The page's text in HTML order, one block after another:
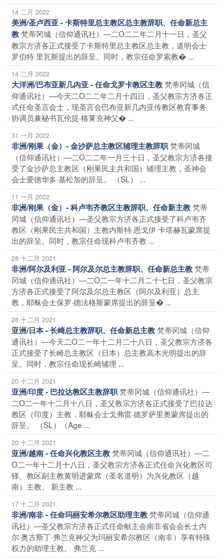
14 二月 2022
美洲/圣卢西亚 - 卡斯特里总主教区总主教辞职、任命新总主
教梵蒂冈城（信仰通讯社）—二O二二年二月十一日，圣父
教宗方济各正式接受了卡斯特里总主教区总主教，道明会士
罗伯特·里瓦斯提出的辞呈。同时，教宗任命罗索教� ...
14 二月 2022
大洋洲/巴布亚新几内亚 - 任命戈罗卡教区主教梵蒂冈城（信
仰通讯社）—今天二O二二年二月十四日，圣父教宗方济各正
式任命圣言会士，现圣言会巴布亚新几内亚传教区教育事务
协调员兼秘书瓦伦提·格莱克神父� ...
31 一月 2022
非洲/刚果（金）- 金沙萨总主教区辅理主教辞职梵蒂冈城
（信仰通讯社）—二O二二年一月三十日，圣父教宗方济各接
受了金沙萨总主教区（刚果民主共和国）辅理主教，圣神会
会士爱德华多·基松加的辞呈。 （SL） ...
11 一月 2022
非洲/刚果（金）- 科卢韦齐教区主教辞职、任命新主教梵蒂
冈城（信仰通讯社）—圣父教宗方济各正式接受了科卢韦齐
教区（刚果民主共和国）主教内斯特·恩戈伊·卡塔赫瓦蒙席提
出的辞呈。同时，教宗任命现科卢韦齐教 ...
28 十二月 2021
非洲/阿尔及利亚 - 阿尔及尔总主教辞职、任命新总主教梵蒂
冈城（信仰通讯社）—二O二一年十二月二十七日，圣父教宗
方济各正式接受了阿尔及尔总主教区（阿尔及利亚）总主
教，耶稣会士保罗·德法格斯蒙席提出的辞呈� ...
28 十二月 2021
亚洲/日本 - 长崎总主教辞职、任命新总主教梵蒂冈城（信仰
通讯社）—今天二O二一年十二月二十八日，圣父教宗方济各
正式接受了长崎总主教区（日本）总主教高木光明提出的辞
呈。同时，教宗任命现长崎辅理 ...
20 十二月 2021
亚洲/印度 - 巴拉达教区主教辞职梵蒂冈城（信仰通讯社）—
二O二一年十二月十八日，圣父教宗方济各正式接受了巴拉达
教区（印度）主教，耶稣会士戈弗雷·德罗萨里奥蒙席提出的
辞呈。 （SL）（Age ...
20 十二月 2021
亚洲/越南 - 任命兴化教区主教梵蒂冈城（信仰通讯社）—二
O二一年十二月十八日，圣父教宗方济各正式任命兴化教区司
铎、教区副主教黄明进蒙席（圣名道明）为兴化教区（越
南）主教。 新主教 ...
17 十二月 2021
非洲/南非 - 任命玛丽安希尔教区助理主教梵蒂冈城（信仰通
讯社）—圣父教宗方济各正式任命献主会南非省会会长士内
尔·奥古斯丁·弗兰克神父为玛丽安希尔教区（南非）享有特殊
权力的助理主教。 弗兰克 ...